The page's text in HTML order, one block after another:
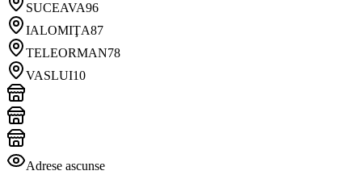
SUCEAVA96
IALOMIŢA87
TELEORMAN78
VASLUI10
Adrese ascunse